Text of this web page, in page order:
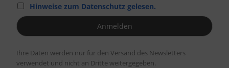
Hinweise zum Datenschutz gelesen.
Ihre Daten werden nur für den Versand des Newsletters
verwendet und nicht an Dritte weitergegeben.